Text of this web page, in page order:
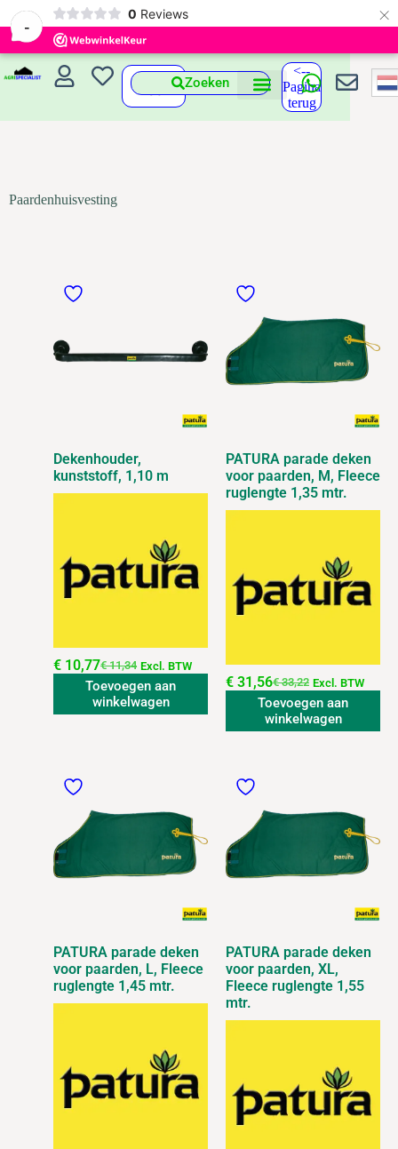
-
0 Reviews ×
Zoeken
<--
Pagina
terug
Paardenhuisvesting
Dekenhouder,
kunststoff, 1,10 m
€11,34
€ 10,77 Excl. BTW
Toevoegen aan
winkelwagen
PATURA parade deken
voor paarden, M, Fleece
ruglengte 1,35 mtr.
€33,22
€ 31,56 Excl. BTW
Toevoegen aan
winkelwagen
PATURA parade deken
voor paarden, L, Fleece
ruglengte 1,45 mtr.
PATURA parade deken
voor paarden, XL,
Fleece ruglengte 1,55
mtr.